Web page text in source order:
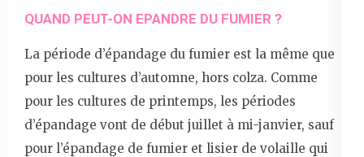
QUAND PEUT-ON EPANDRE DU FUMIER ?
La période d’épandage du fumier est la même que
pour les cultures d’automne, hors colza. Comme
pour les cultures de printemps, les périodes
d’épandage vont de début juillet à mi-janvier, sauf
pour l’épandage de fumier et lisier de volaille qui